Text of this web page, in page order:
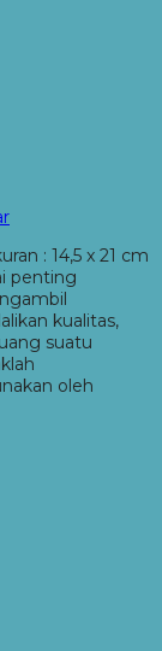
: 14,5 x 21 cm
penting
kualitas,
suatu
oleh